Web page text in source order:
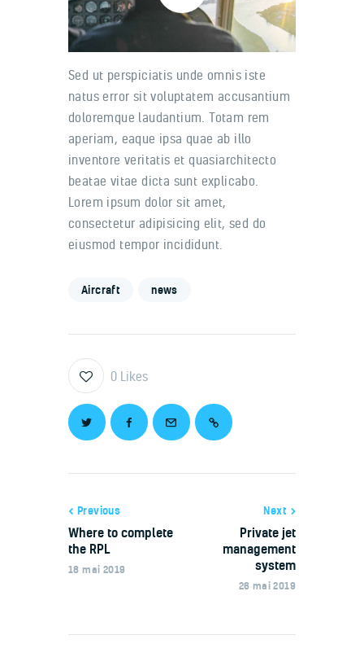
Sed ut perspiciatis unde omnis iste
natus error sit voluptatem accusantium
doloremque laudantium. Totam rem
aperiam, eaque ipsa quae ab illo
inventore veritatis et quasiarchitecto
beatae vitae dicta sunt explicabo.
Lorem ipsum dolor sit amet,
consectetur adipisicing elit, sed do
eiusmod tempor incididunt.
Aircraft news
0 Likes
Previous
Where to complete
the RPL
18 mai 2019
Next
Private jet
management
system
26 mai 2019